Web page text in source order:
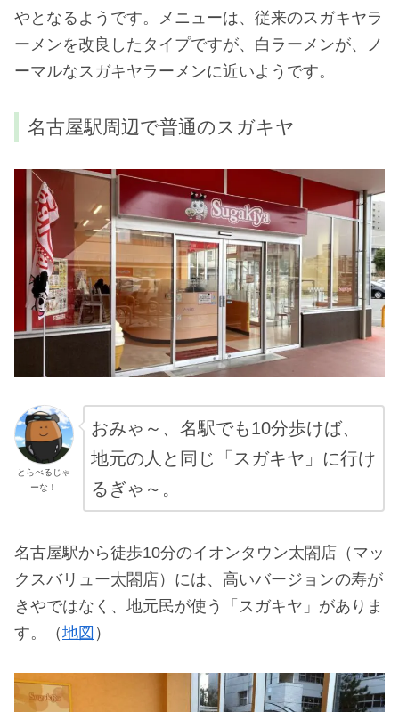
やとなるようです。メニューは、従来のスガキヤラ
ーメンを改良したタイプですが、白ラーメンが、ノ
ーマルなスガキヤラーメンに近いようです。
名古屋駅周辺で普通のスガキヤ
とらべるじゃ
ーな！
おみゃ～、名駅でも10分歩けば、
地元の人と同じ「スガキヤ」に行け
るぎゃ～。
名古屋駅から徒歩10分のイオンタウン太閤店（マッ
クスバリュー太閤店）には、高いバージョンの寿が
きやではなく、地元民が使う「スガキヤ」がありま
す。（地図 ）